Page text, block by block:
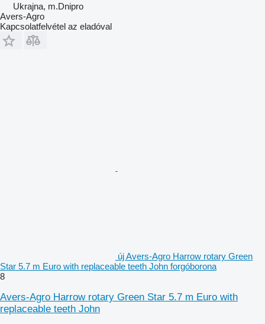
Ukrajna, m.Dnipro
Avers-Agro
Kapcsolatfelvétel az eladóval
új Avers-Agro Harrow rotary Green
Star 5.7 m Euro with replaceable teeth John forgóborona
8
Avers-Agro Harrow rotary Green Star 5.7 m Euro with
replaceable teeth John